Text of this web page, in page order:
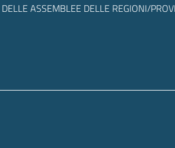
ASSEMBLEE DELLE REGIONI/